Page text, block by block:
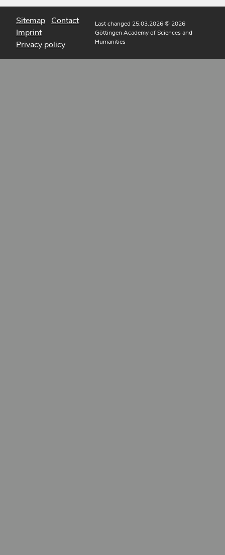
Sitemap Contact
Imprint
Privacy policy
Last changed 25.03.2026© 2026
Göttingen Academy of Sciences and
Humanities